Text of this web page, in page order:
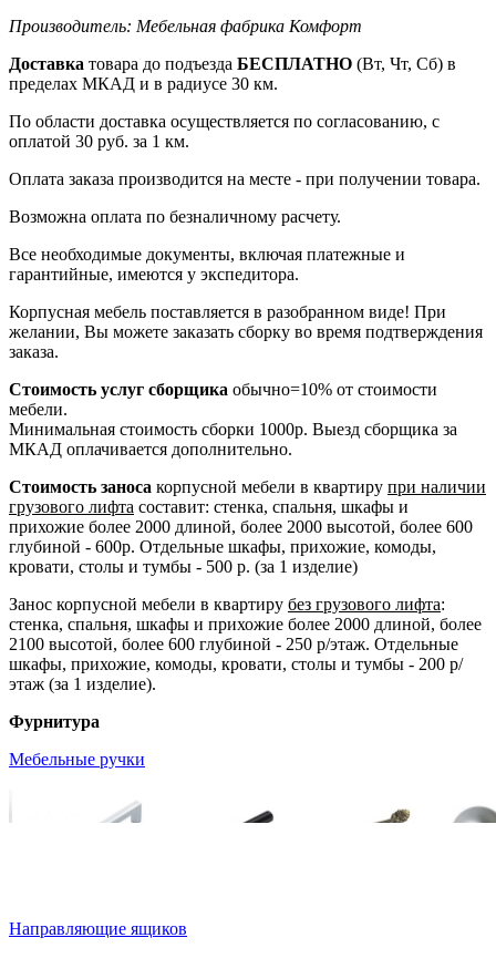
Производитель: Мебельная фабрика Комфорт
Доставка товара до подъезда БЕСПЛАТНО (Вт, Чт, Сб) в
пределах МКАД и в радиусе 30 км.
По области доставка осуществляется по согласованию, с
оплатой 30 руб. за 1 км.
Оплата заказа производится на месте - при получении товара.
Возможна оплата по безналичному расчету.
Все необходимые документы, включая платежные и
гарантийные, имеются у экспедитора.
Корпусная мебель поставляется в разобранном виде! При
желании, Вы можете заказать сборку во время подтверждения
заказа.
Стоимость услуг сборщика обычно=10% от стоимости
мебели.
Минимальная стоимость сборки 1000р. Выезд сборщика за
МКАД оплачивается дополнительно.
Стоимость заноса корпусной мебели в квартиру при наличии
грузового лифта составит: стенка, спальня, шкафы и
прихожие более 2000 длиной, более 2000 высотой, более 600
глубиной - 600р. Отдельные шкафы, прихожие, комоды,
кровати, столы и тумбы - 500 р. (за 1 изделие)
Занос корпусной мебели в квартиру без грузового лифта:
стенка, спальня, шкафы и прихожие более 2000 длиной, более
2100 высотой, более 600 глубиной - 250 р/этаж. Отдельные
шкафы, прихожие, комоды, кровати, столы и тумбы - 200 р/
этаж (за 1 изделие).
Фурнитура
Мебельные ручки
Направляющие ящиков